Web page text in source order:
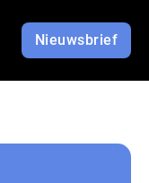
Nieuwsbrief